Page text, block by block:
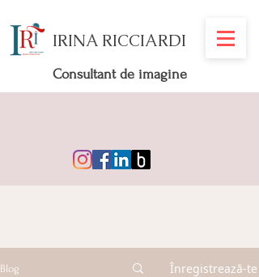
IRINA RICCIARDI
Consultant de imagine
Blog Înregistrează-te